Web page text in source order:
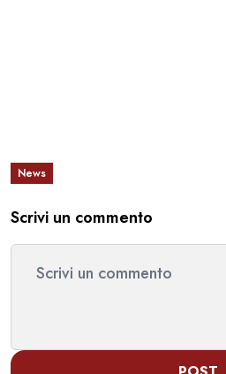
News
Scrivi un commento